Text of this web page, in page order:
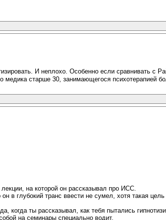
И неплохо. Особенно если сравнивать с
старше 30, занимающегося психотерапией
на которой он рассказывал про ИСС.
в глубокий транс ввести не сумел, хотя такая
когда ты рассказывал, как тебя пытались
на семинары специально водит.